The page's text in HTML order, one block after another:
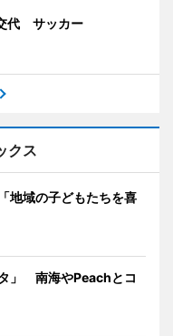
代 サッカー
クス
地域の子どもたちを喜
」 南海やPeachとコ